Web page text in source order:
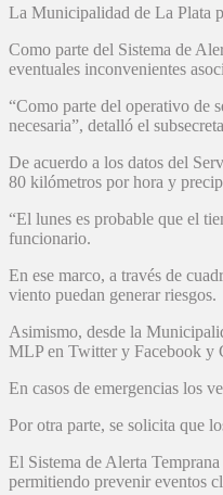
La Municipalidad de La Plata
Como parte del Sistema de
eventuales inconvenientes
“Como parte del operativo de
necesaria”, detalló el
De acuerdo a los datos del
80 kilómetros por hora y
“El lunes es probable que el
funcionario.
En ese marco, a través de
viento puedan generar riesgos.
Asimismo, desde la
MLP en Twitter y Facebook y
En casos de emergencias los
Por otra parte, se solicita que
El Sistema de Alerta
permitiendo prevenir eventos